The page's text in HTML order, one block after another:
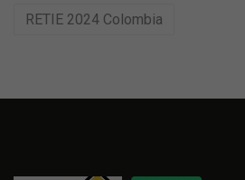
RETIE 2024 Colombia